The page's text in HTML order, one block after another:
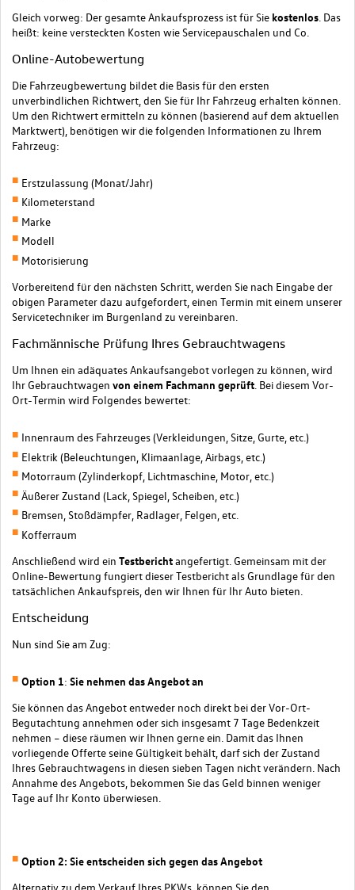
Gleich vorweg: Der gesamte Ankaufsprozess ist für Sie kostenlos . Das
heißt: keine versteckten Kosten wie Servicepauschalen und Co.
Online-Autobewertung
Die Fahrzeugbewertung bildet die Basis für den ersten
unverbindlichen Richtwert, den Sie für Ihr Fahrzeug erhalten können.
Um den Richtwert ermitteln zu können (basierend auf dem aktuellen
Marktwert), benötigen wir die folgenden Informationen zu Ihrem
Fahrzeug:
Erstzulassung (Monat/Jahr)
Kilometerstand
Marke
Modell
Motorisierung
Vorbereitend für den nächsten Schritt, werden Sie nach Eingabe der
obigen Parameter dazu aufgefordert, einen Termin mit einem unserer
Servicetechniker im Burgenland zu vereinbaren.
Fachmännische Prüfung Ihres Gebrauchtwagens
Um Ihnen ein adäquates Ankaufsangebot vorlegen zu können, wird
Ihr Gebrauchtwagen von einem Fachmann geprüft. Bei diesem Vor-
Ort-Termin wird Folgendes bewertet:
Innenraum des Fahrzeuges (Verkleidungen, Sitze, Gurte, etc.)
Elektrik (Beleuchtungen, Klimaanlage, Airbags, etc.)
Motorraum (Zylinderkopf, Lichtmaschine, Motor, etc.)
Äußerer Zustand (Lack, Spiegel, Scheiben, etc.)
Bremsen, Stoßdämpfer, Radlager, Felgen, etc.
Kofferraum
Anschließend wird ein Testberichtangefertigt. Gemeinsam mit der
Online-Bewertung fungiert dieser Testbericht als Grundlage für den
tatsächlichen Ankaufspreis, den wir Ihnen für Ihr Auto bieten.
Entscheidung
Nun sind Sie am Zug:
Option 1: Sie nehmen das Angebot an
Sie können das Angebot entweder noch direkt bei der Vor-Ort-
Begutachtung annehmen oder sich insgesamt 7 Tage Bedenkzeit
nehmen – diese räumen wir Ihnen gerne ein. Damit das Ihnen
vorliegende Offerte seine Gültigkeit behält, darf sich der Zustand
Ihres Gebrauchtwagens in diesen sieben Tagen nicht verändern. Nach
Annahme des Angebots, bekommen Sie das Geld binnen weniger
Tage auf Ihr Konto überwiesen.
Option 2: Sie entscheiden sich gegen das Angebot